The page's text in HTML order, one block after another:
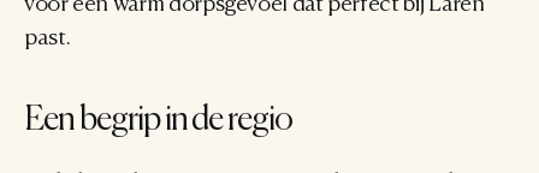
voor een warm dorpsgevoel dat perfect bij Laren
past.
Een begrip in de regio